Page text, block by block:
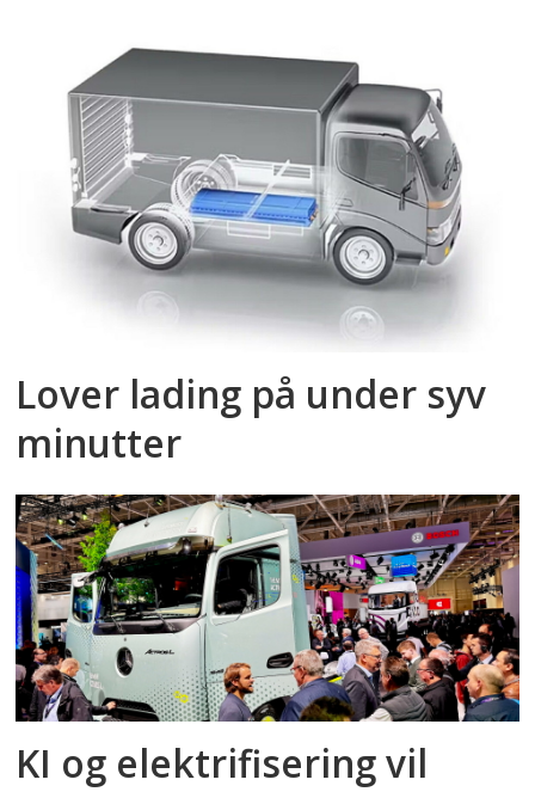
Lover lading på under syv
minutter
KI og elektrifisering vil